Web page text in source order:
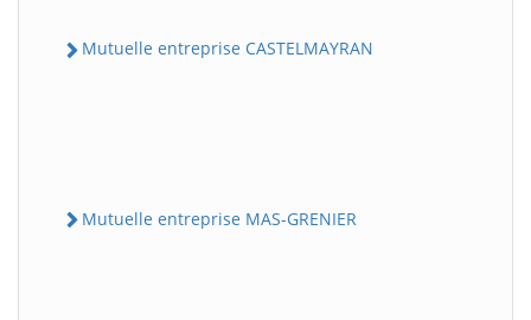
Mutuelle entreprise CASTELMAYRAN
Mutuelle entreprise MAS-GRENIER